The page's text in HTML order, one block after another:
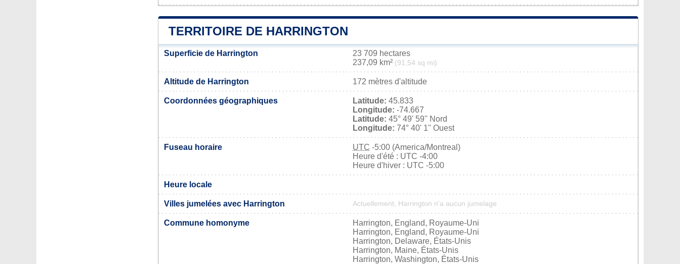
TERRITOIRE DE HARRINGTON
Superficie de Harrington
23 709 hectares
237,09 km² (91,54 sq mi)
Altitude de Harrington 172 mètres d'altitude
Coordonnées géographiques Latitude: 45.833
Longitude: -74.667
Latitude: 45° 49' 59'' Nord
Longitude: 74° 40' 1'' Ouest
Fuseau horaire UTC -5:00 (America/Montreal)
Heure d'été : UTC -4:00
Heure d'hiver : UTC -5:00
Heure locale
Villes jumelées avec Harrington Actuellement, Harrington n'a aucun jumelage
Commune homonyme
Harrington, England, Royaume-Uni
Harrington, England, Royaume-Uni
Harrington, Delaware, États-Unis
Harrington, Maine, États-Unis
Harrington, Washington, États-Unis